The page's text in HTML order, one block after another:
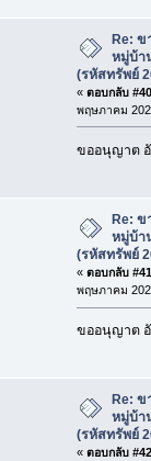
Re: ข
หมู่บ้า
(รหัสทรัพย์
« ตอบกลับ
พฤษภาคม
ขออนุญาต
Re: ข
หมู่บ้า
(รหัสทรัพย์
« ตอบกลับ
พฤษภาคม
ขออนุญาต
Re: ข
หมู่บ้า
(รหัสทรัพย์
« ตอบกลับ